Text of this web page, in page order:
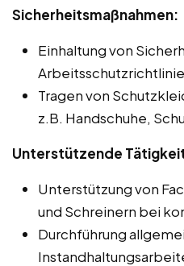
Sicherheitsmaßnahmen:
Einhaltung von
Tragen von
z.B. Handschuhe,
Unterstützende
Unterstützung von
und Schreinern bei
Durchführung